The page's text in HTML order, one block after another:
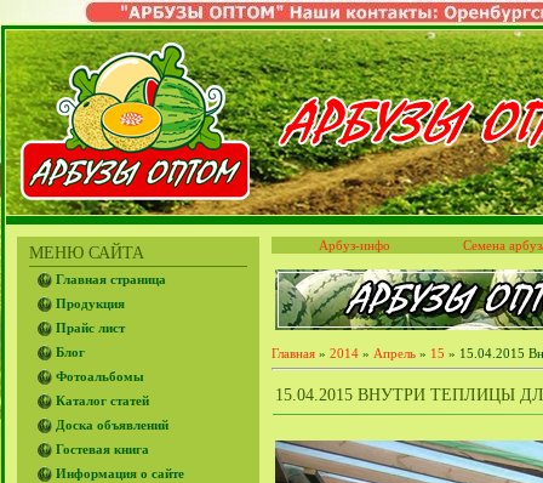
МЕНЮ САЙТА
Главная страница
Продукция
Прайс лист
Блог
Фотоальбомы
Каталог статей
Доска объявлений
Гостевая книга
Информация о сайте
Арбуз-инфо Семена
Главная » 2014 » Апрель » 15 » 15.04.2015
15.04.2015 ВНУТРИ ТЕПЛИЦЫ